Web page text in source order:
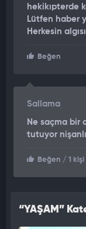
hekikıpterde
Lütfen haber
Herkesin
Beğen
Sallama
Ne saçma bir
tutuyor
Beğen / 1
“YAŞAM”